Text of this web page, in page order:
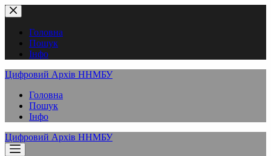
Перейти
до
вмістуГоловна
Пошук
Інфо
Цифровий Архів ННМБУ
Головна
Пошук
Інфо
Цифровий Архів ННМБУ